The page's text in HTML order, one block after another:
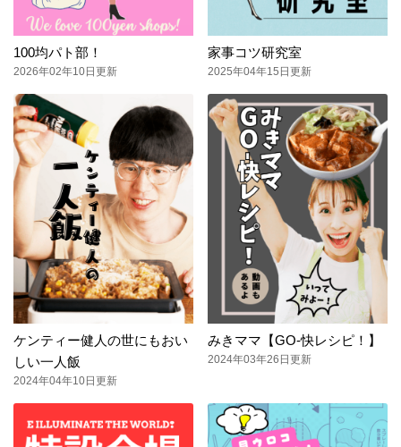
100均パト部！
2026年02年10日更新
家事コツ研究室
2025年04年15日更新
ケンティー健人の世にもおい
しい一人飯
2024年04年10日更新
みきママ【GO-快レシピ！】
2024年03年26日更新